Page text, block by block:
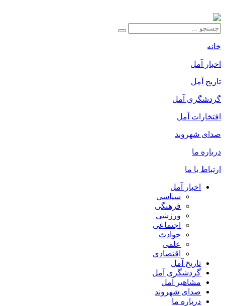
خانه
اخبار آمل
تاریخ آمل
گردشگری آمل
افتخارات آمل
صدای شهروند
درباره ما
ارتباط با ما
اخبار آمل
سیاسی
فرهنگی
ورزشی
اجتماعی
حوادث
علمی
اقتصادی
تاریخ آمل
گردشگری آمل
مشاهیر آمل
صدای شهروند
درباره ما